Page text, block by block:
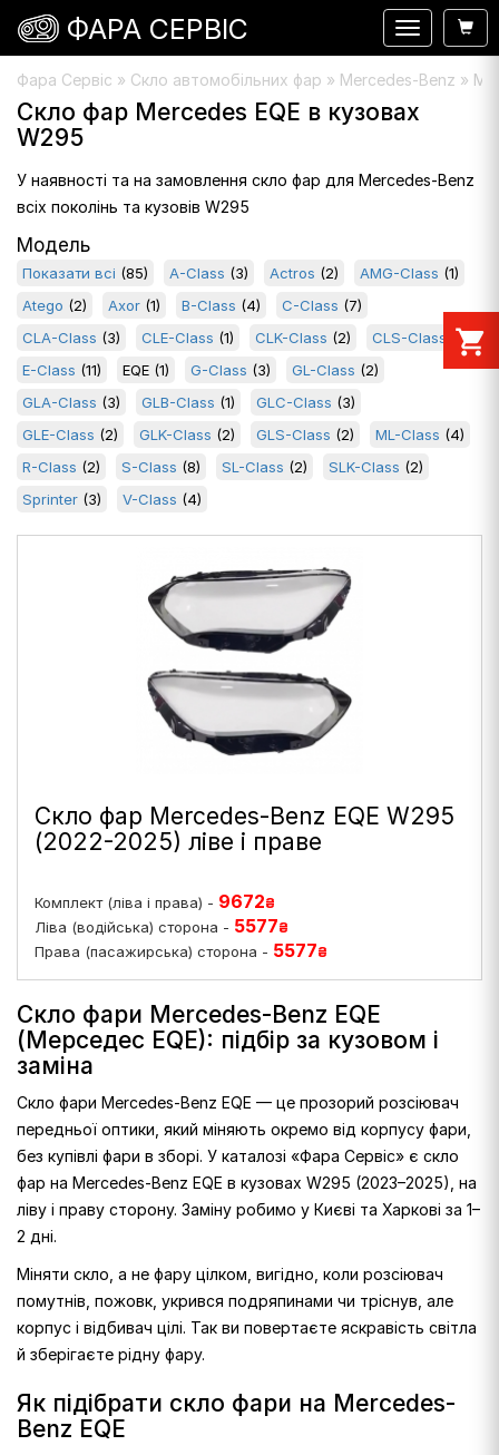
Фара Сервіс » Скло автомобільних фар » Mercedes-Benz »
Скло фар Mercedes EQE в кузовах
W295
У наявності та на замовлення скло фар для Mercedes-Benz
всіх поколінь та кузовів W295
Модель
Показати всі (85) A-Class (3) Actros (2) AMG-Class (1)
Atego (2) Axor (1) B-Class (4) C-Class (7)
CLA-Class (3) CLE-Class (1) CLK-Class (2) CLS-Class
(4)
E-Class (11) EQE (1) G-Class (3) GL-Class (2)
GLA-Class (3) GLB-Class (1) GLC-Class (3)
GLE-Class (2) GLK-Class (2) GLS-Class (2) ML-Class (4)
R-Class (2) S-Class (8) SL-Class (2) SLK-Class (2)
Sprinter (3) V-Class (4)
Скло фар Mercedes-Benz EQE W295
(2022-2025) ліве і праве
Комплект (ліва і права) - 9672₴
Ліва (водійська) сторона - 5577₴
Права (пасажирська) сторона - 5577₴
Скло фари Mercedes-Benz EQE
(Мерседес EQE): підбір за кузовом і
заміна
Скло фари Mercedes-Benz EQE — це прозорий розсіювач
передньої оптики, який міняють окремо від корпусу фари,
без купівлі фари в зборі. У каталозі «Фара Сервіс» є скло
фар на Mercedes-Benz EQE в кузовах W295 (2023–2025), на
ліву і праву сторону. Заміну робимо у Києві та Харкові за 1–
2 дні.
Міняти скло, а не фару цілком, вигідно, коли розсіювач
помутнів, пожовк, укрився подряпинами чи тріснув, але
корпус і відбивач цілі. Так ви повертаєте яскравість світла
й зберігаєте рідну фару.
Як підібрати скло фари на Mercedes-
Benz EQE
Навигация
ФАРА СЕРВІС
shopping_cart